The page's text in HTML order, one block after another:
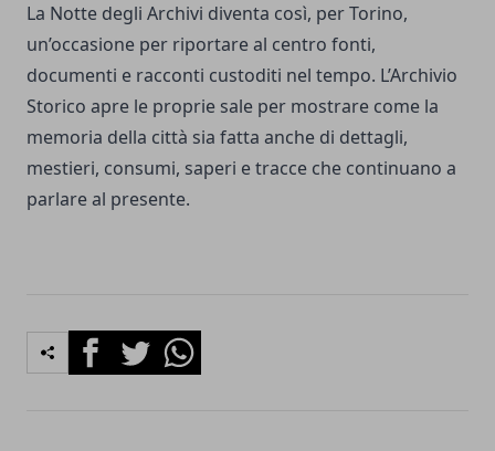
La Notte degli Archivi diventa così, per Torino,
un’occasione per riportare al centro fonti,
documenti e racconti custoditi nel tempo. L’Archivio
Storico apre le proprie sale per mostrare come la
memoria della città sia fatta anche di dettagli,
mestieri, consumi, saperi e tracce che continuano a
parlare al presente.
FacebookTwitterWhatsapp